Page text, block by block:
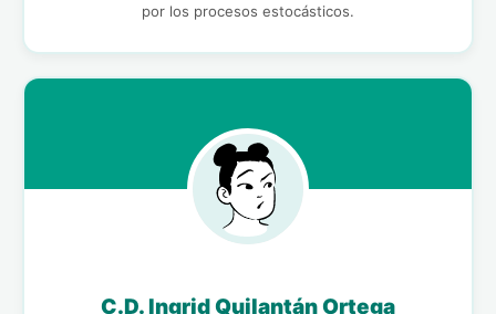
por los procesos estocásticos.
C.D. Ingrid Quilantán Ortega